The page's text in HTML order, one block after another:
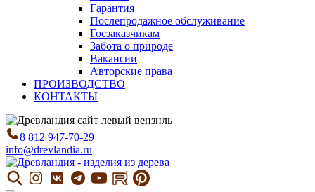
Гарантия
Послепродажное обслуживание
Госзаказчикам
Забота о природе
Вакансии
Авторские права
ПРОИЗВОДСТВО
КОНТАКТЫ
8 812 947-70-29
info@drevlandia.ru